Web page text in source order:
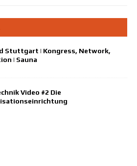
Stuttgart | Kongress, Network,
| Sauna
Video #2 Die